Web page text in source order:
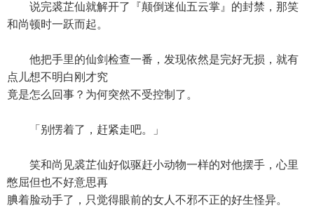
说完裘芷仙就解开了『颠倒迷仙五云掌』的封禁，那笑
和尚顿时一跃而起。
他把手里的仙剑检查一番，发现依然是完好无损，就有
点儿想不明白刚才究
竟是怎么回事？为何突然不受控制了。
「别愣着了，赶紧走吧。」
笑和尚见裘芷仙好似驱赶小动物一样的对他摆手，心里
憋屈但也不好意思再
腆着脸动手了，只觉得眼前的女人不邪不正的好生怪异。